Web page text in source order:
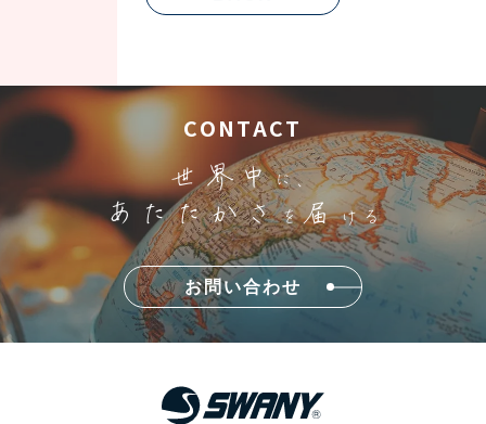
CONTACT
世界中に、
あたたかさを届ける
お問い合わせ